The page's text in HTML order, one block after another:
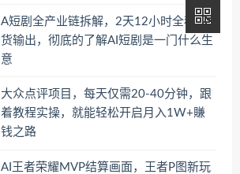
A短剧全产业链拆解，2天12小时全程干
货输出，彻底的了解AI短剧是一门什么生
意
大众点评项目，每天仅需20-40分钟，跟
着教程实操，就能轻松开启月入1W+賺
钱之路
AI王者荣耀MVP结算画面，王者P图新玩